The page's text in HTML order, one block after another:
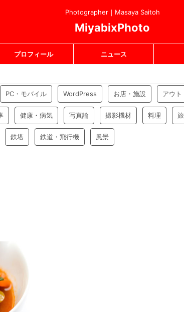
Photographer｜Masaya Saitoh
MiyabixPhoto
プロフィール ニュース
PC・モバイル WordPress お店・施設 アウト
健康・病気 写真論 撮影機材 料理
鉄塔 鉄道・飛行機 風景